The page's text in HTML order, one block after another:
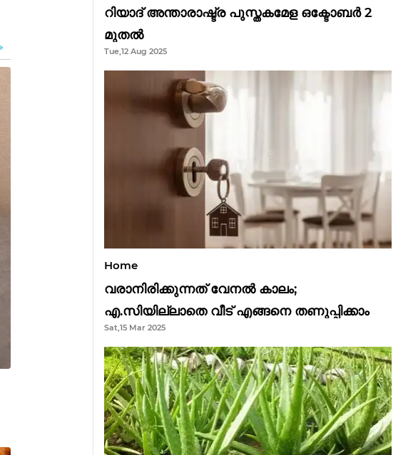
റിയാദ് അന്താരാഷ്ട്ര പുസ്തകമേള ഒക്ടോബർ 2
മുതൽ
Tue,12 Aug 2025
Home
വരാനിരിക്കുന്നത് വേനൽ കാലം;
എ.സിയില്ലാതെ വീട് എങ്ങനെ തണുപ്പിക്കാം
Sat,15 Mar 2025